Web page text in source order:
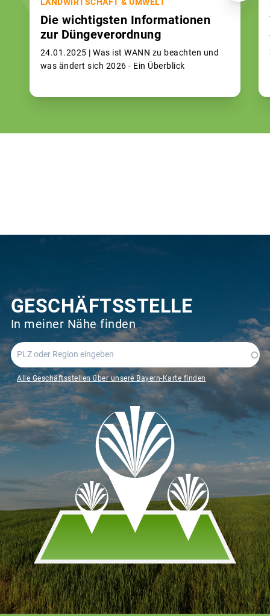
Die wichtigsten Informationen
zur Düngeverordnung
24.01.2025 | Was ist WANN zu beachten und
was ändert sich 2026 - Ein Überblick
GESCHÄFTSSTELLE
In meiner Nähe finden
Alle Geschäftsstellen über unsere Bayern-Karte finden